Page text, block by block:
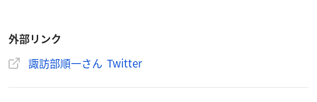
外部リンク
諏訪部順一さん Twitter